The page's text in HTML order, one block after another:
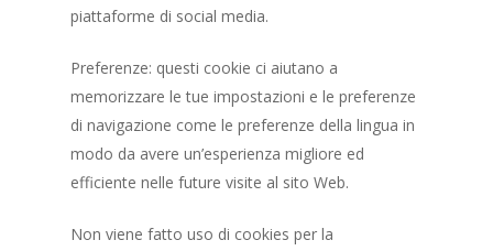
piattaforme di social media.
Preferenze: questi cookie ci aiutano a
memorizzare le tue impostazioni e le preferenze
di navigazione come le preferenze della lingua in
modo da avere un’esperienza migliore ed
efficiente nelle future visite al sito Web.
Non viene fatto uso di cookies per la